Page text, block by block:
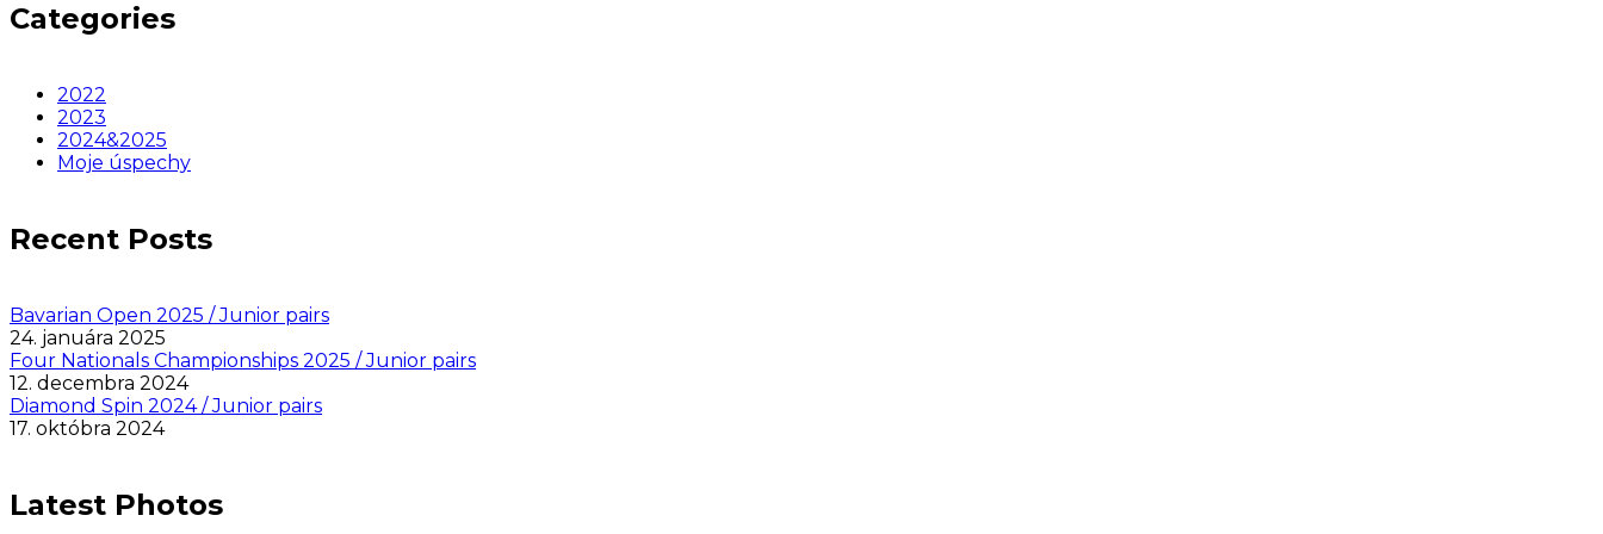
Categories
2022
2023
2024&2025
Moje úspechy
Recent Posts
Bavarian Open 2025 / Junior pairs
24. januára 2025
Four Nationals Championships 2025 / Junior pairs
12. decembra 2024
Diamond Spin 2024 / Junior pairs
17. októbra 2024
Latest Photos